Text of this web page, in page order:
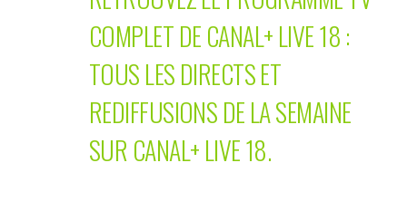
COMPLET DE CANAL+ LIVE 18 :
TOUS LES DIRECTS ET
REDIFFUSIONS DE LA SEMAINE
SUR CANAL+ LIVE 18.